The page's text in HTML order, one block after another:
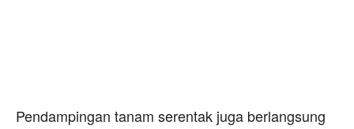
Pendampingan tanam serentak juga berlangsung